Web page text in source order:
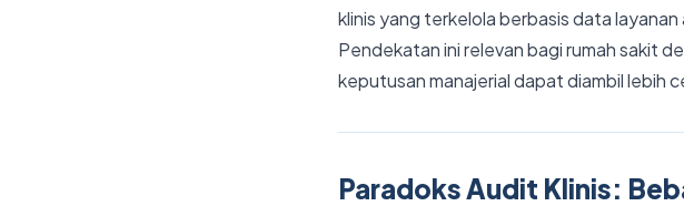
klinis yang terkelola berbasis data
Pendekatan ini relevan bagi rumah sakit
keputusan manajerial dapat diambil lebih
Paradoks Audit Klinis: